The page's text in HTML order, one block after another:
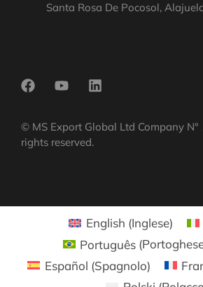
Santa Rosa De Pocosol,
© MS Export Global Ltd Company
rights reserved.
English (Inglese)
Português (
Español (Spagnolo)